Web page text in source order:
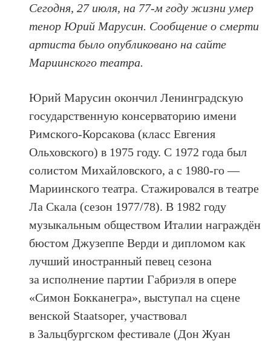
Сегодня, 27 июля, на 77-м году жизни умер
тенор Юрий Марусин. Сообщение о смерти
артиста было опубликовано на сайте
Мариинского театра.
Юрий Марусин окончил Ленинградскую
государственную консерваторию имени
Римского-Корсакова (класс Евгения
Ольховского) в 1975 году. С 1972 года был
солистом Михайловского, а с 1980-го —
Мариинского театра. Стажировался в театре
Ла Скала (сезон 1977/78). В 1982 году
музыкальным обществом Италии награждён
бюстом Джузеппе Верди и дипломом как
лучший иностранный певец сезона
за исполнение партии Габриэля в опере
«Симон Бокканегра», выступал на сцене
венской Staatsoper, участвовал
в Зальцбургском фестивале (Дон Жуан